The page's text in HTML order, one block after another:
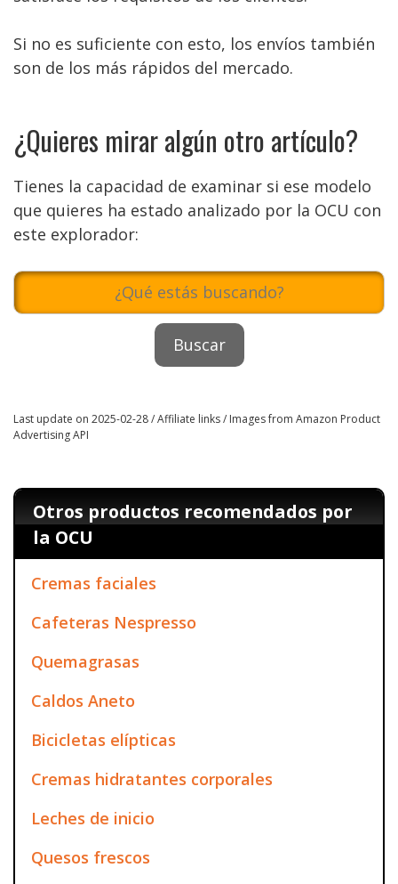
Si no es suficiente con esto, los envíos también
son de los más rápidos del mercado.
¿Quieres mirar algún otro artículo?
Tienes la capacidad de examinar si ese modelo
que quieres ha estado analizado por la OCU con
este explorador:
Last update on 2025-02-28 / Affiliate links / Images from Amazon Product
Advertising API
Otros productos recomendados por
la OCU
Cremas faciales
Cafeteras Nespresso
Quemagrasas
Caldos Aneto
Bicicletas elípticas
Cremas hidratantes corporales
Leches de inicio
Quesos frescos